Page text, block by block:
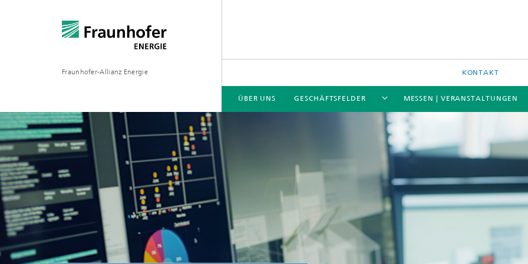
Fraunhofer-Allianz Energie KONTAKT
ÜBER UNS GESCHÄFTSFELDER
GESCHÄFTSFELDER
MESSEN | VERANSTALTUNGEN
MESSEN | VERANSTALTUNGEN
PRESSE | MEDIEN